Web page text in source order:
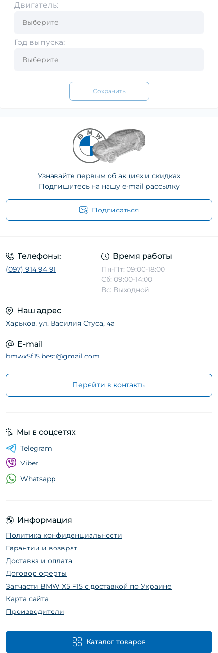
Двигатель:
Год выпуска:
Сохранить
Узнавайте первым об акциях и скидках
Подпишитесь на нашу e-mail рассылку
Подписаться
Телефоны:
(097) 914 94 91
Время работы
Пн-Пт: 09:00-18:00
Сб: 09:00-14:00
Вс: Выходной
Наш адрес
Харьков, ул. Василия Стуса, 4а
E-mail
bmwx5f15.best@gmail.com
Перейти в контакты
Информация
Политика конфиденциальности
Гарантии и возврат
Доставка и оплата
Договор оферты
Запчасти BMW X5 F15 с доставкой по Украине
Карта сайта
Производители
Каталог товаров
Мы в соцсетях
Telegram
Viber
Whatsapp